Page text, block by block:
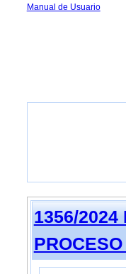
Manual de Usuario
1356/2024